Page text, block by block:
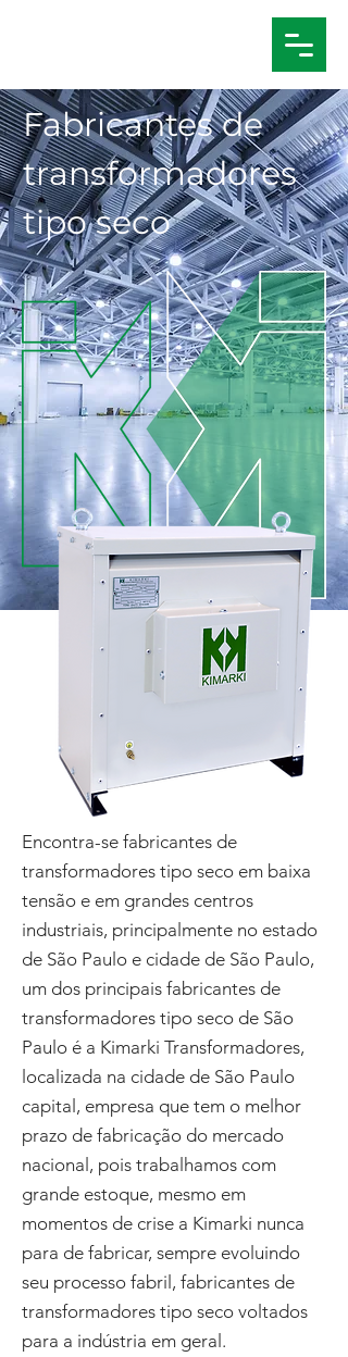
Fabricantes de
transformadores
tipo seco
Encontra-se fabricantes de
transformadores tipo seco em baixa
tensão e em grandes centros
industriais, principalmente no estado
de São Paulo e cidade de São Paulo,
um dos principais fabricantes de
transformadores tipo seco de São
Paulo é a Kimarki Transformadores,
localizada na cidade de São Paulo
capital, empresa que tem o melhor
prazo de fabricação do mercado
nacional, pois trabalhamos com
grande estoque, mesmo em
momentos de crise a Kimarki nunca
para de fabricar, sempre evoluindo
seu processo fabril, fabricantes de
transformadores tipo seco voltados
para a indústria em geral.